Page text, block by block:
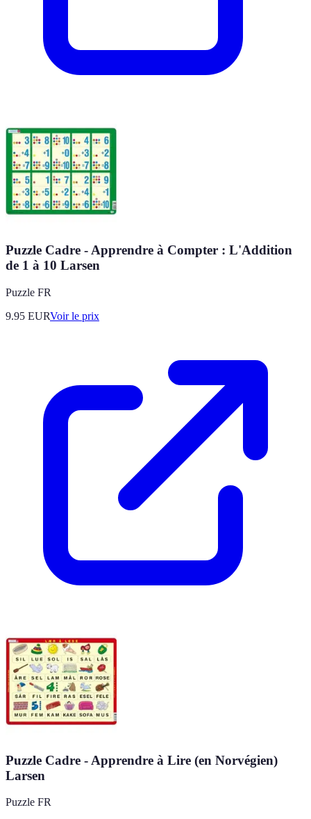
Puzzle Cadre - Apprendre à Compter : L'Addition
de 1 à 10 Larsen
Puzzle FR
9.95 EURVoir le prix
Puzzle Cadre - Apprendre à Lire (en Norvégien)
Larsen
Puzzle FR